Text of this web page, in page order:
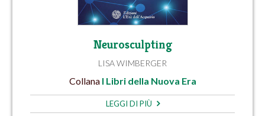
Neurosculpting
LISA WIMBERGER
Collana I Libri della Nuova Era
LEGGI DI PIÙ